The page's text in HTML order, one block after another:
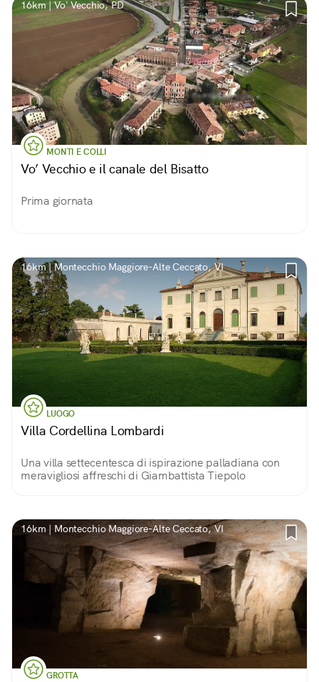
16km | Vo' Vecchio, PD
MONTI E COLLI
Vo’ Vecchio e il canale del Bisatto
Prima giornata
16km | Montecchio Maggiore-Alte Ceccato, VI
LUOGO
Villa Cordellina Lombardi
Una villa settecentesca di ispirazione palladiana con
meravigliosi affreschi di Giambattista Tiepolo
16km | Montecchio Maggiore-Alte Ceccato, VI
GROTTA